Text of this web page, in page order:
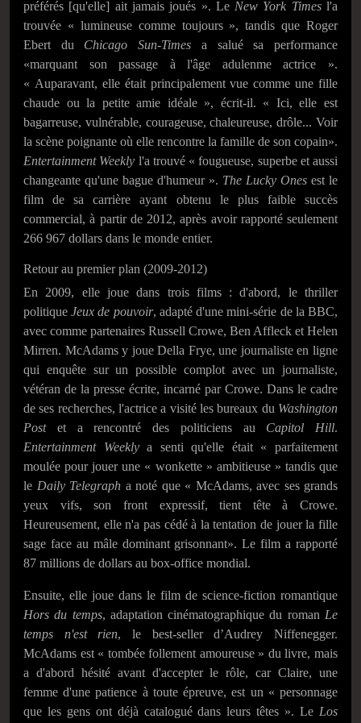
préférés [qu'elle] ait jamais joués ». Le New York Timesl'a
trouvée « lumineuse comme toujours », tandis que Roger
Ebert du Chicago Sun-Times a salué sa performance
«marquant son passage à l'âge adulenme actrice ».
« Auparavant, elle était principalement vue comme une fille
chaude ou la petite amie idéale », écrit-il. « Ici, elle est
bagarreuse, vulnérable, courageuse, chaleureuse, drôle... Voir
la scène poignante où elle rencontre la famille de son copain».
Entertainment Weekly l'a trouvé « fougueuse, superbe et aussi
changeante qu'une bague d'humeur ». The Lucky Ones est le
film de sa carrière ayant obtenu le plus faible succès
commercial, à partir de 2012, après avoir rapporté seulement
266 967 dollars dans le monde entier.
Retour au premier plan (2009-2012)
En 2009, elle joue dans trois films : d'abord, le thriller
politiqueJeux de pouvoir, adapté d'une mini-série de la BBC,
avec comme partenaires Russell Crowe, Ben Affleck et Helen
Mirren. McAdams y joue Della Frye, une journaliste en ligne
qui enquête sur un possible complot avec un journaliste,
vétéran de la presse écrite, incarné par Crowe. Dans le cadre
de ses recherches, l'actrice a visité les bureaux du Washington
Postet a rencontré des politiciens au Capitol Hill.
Entertainment Weeklya senti qu'elle était « parfaitement
moulée pour jouer une « wonkette » ambitieuse » tandis que
le Daily Telegraph a noté que « McAdams, avec ses grands
yeux vifs, son front expressif, tient tête à Crowe.
Heureusement, elle n'a pas cédé à la tentation de jouer la fille
sage face au mâle dominant grisonnant». Le film a rapporté
87 millions de dollars au box-office mondial.
Ensuite, elle joue dans le film de science-fiction romantique
Hors du temps, adaptation cinématographique du roman Le
temps n'est rien, le best-seller d’Audrey Niffenegger.
McAdams est « tombée follement amoureuse » du livre, mais
a d'abord hésité avant d'accepter le rôle, car Claire, une
femme d'une patience à toute épreuve, est un « personnage
que les gens ont déjà catalogué dans leurs têtes ». Le Los